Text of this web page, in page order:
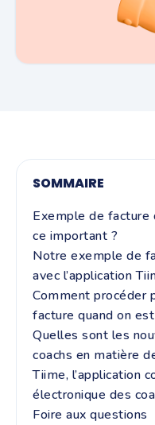
SOMMAIRE
Exemple de facture
ce important ?
Notre exemple de
avec l’application
Comment procéder
facture quand on
Quelles sont les
coachs en matière
Tiime, l’application
électronique des
Foire aux questions